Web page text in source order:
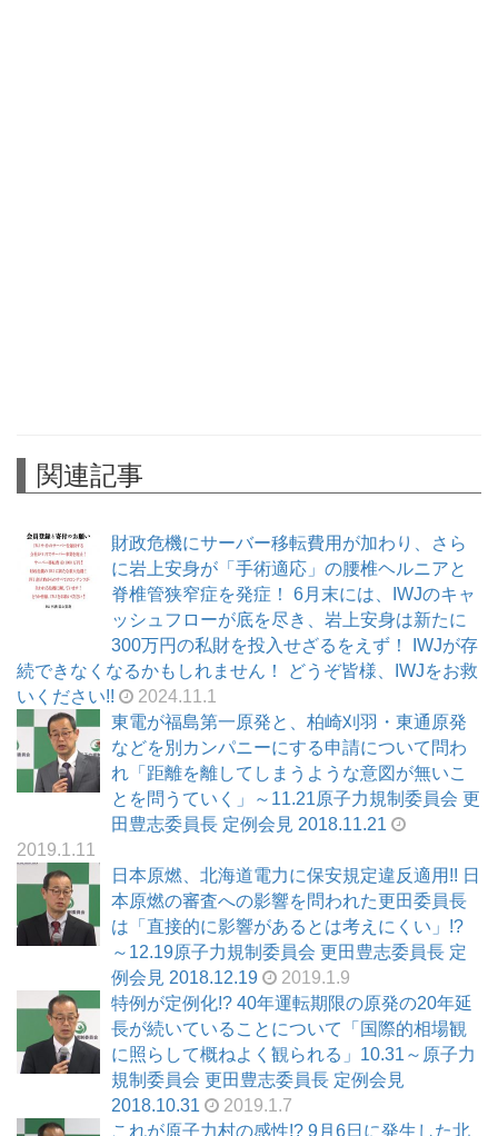
関連記事
財政危機にサーバー移転費用が加わり、さら
に岩上安身が「手術適応」の腰椎ヘルニアと
脊椎管狭窄症を発症！ 6月末には、IWJのキャ
ッシュフローが底を尽き、岩上安身は新たに
300万円の私財を投入せざるをえず！ IWJが存
続できなくなるかもしれません！ どうぞ皆様、IWJをお救
いください!!
2024.11.1
東電が福島第一原発と、柏崎刈羽・東通原発
などを別カンパニーにする申請について問わ
れ「距離を離してしまうような意図が無いこ
とを問うていく」～11.21原子力規制委員会 更
田豊志委員長 定例会見 2018.11.21
2019.1.11
日本原燃、北海道電力に保安規定違反適用!! 日
本原燃の審査への影響を問われた更田委員長
は「直接的に影響があるとは考えにくい」!?
～12.19原子力規制委員会 更田豊志委員長 定
例会見 2018.12.19
2019.1.9
特例が定例化!? 40年運転期限の原発の20年延
長が続いていることについて「国際的相場観
に照らして概ねよく観られる」10.31～原子力
規制委員会 更田豊志委員長 定例会見
2018.10.31
2019.1.7
これが原子力村の感性!? 9月6日に発生した北